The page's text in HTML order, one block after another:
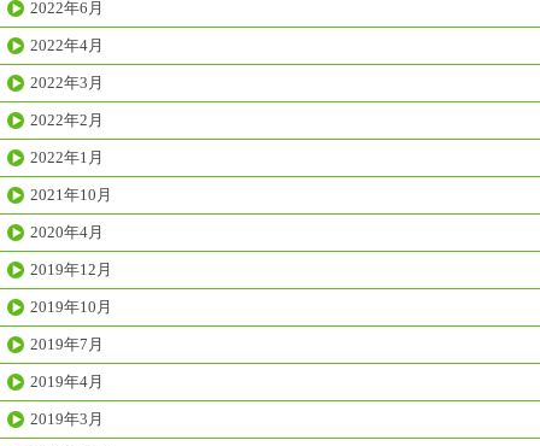
2022年6月
2022年4月
2022年3月
2022年2月
2022年1月
2021年10月
2020年4月
2019年12月
2019年10月
2019年7月
2019年4月
2019年3月